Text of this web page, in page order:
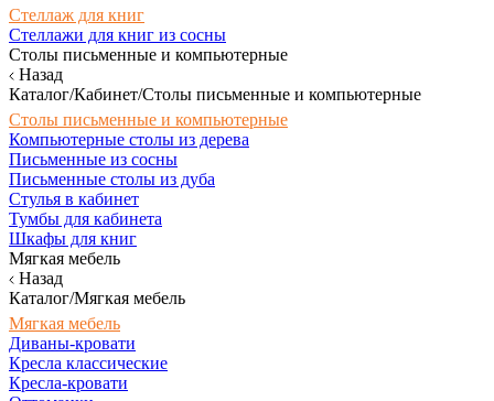
Стеллаж для книг
Стеллажи для книг из сосны
Столы письменные и компьютерные
Назад
Каталог/Кабинет/Столы письменные и компьютерные
Столы письменные и компьютерные
Компьютерные столы из дерева
Письменные из сосны
Письменные столы из дуба
Стулья в кабинет
Тумбы для кабинета
Шкафы для книг
Мягкая мебель
Назад
Каталог/Мягкая мебель
Мягкая мебель
Диваны-кровати
Кресла классические
Кресла-кровати